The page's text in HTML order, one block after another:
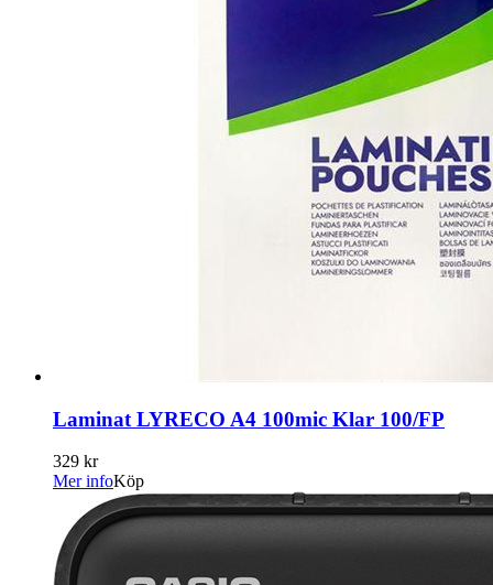
Laminat LYRECO A4 100mic Klar 100/FP
329 kr
Mer infoKöp